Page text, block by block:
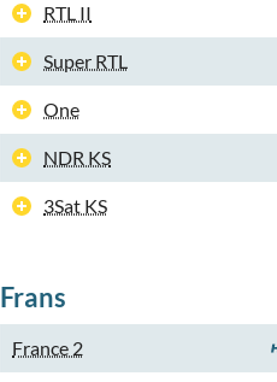
RTL II
Super RTL
One
NDR KS
3Sat KS
Frans
France 2